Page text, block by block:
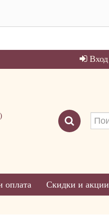
Вход
)
оплата
Скидки и акции